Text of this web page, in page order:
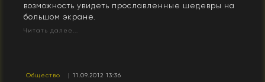
возможность увидеть прославленные шедевры на
большом экране.
Читать далее...
Общество | 11.09.2012 13:36